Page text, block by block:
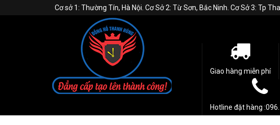
Cơ sở 1: Thường Tín, Hà Nội. Cơ Sở 2: Từ Sơn, Bắc Ninh. Cơ Sở 3: Tp
Giao hàng miễn phí
Hotline đặt hàng